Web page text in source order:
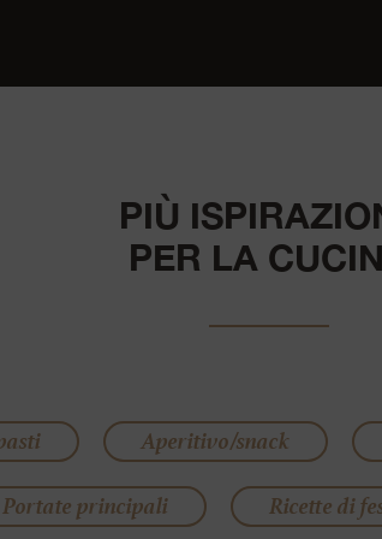
PIÙ
PER LA
Aperitivo/snack
Portate principali
Ricette di